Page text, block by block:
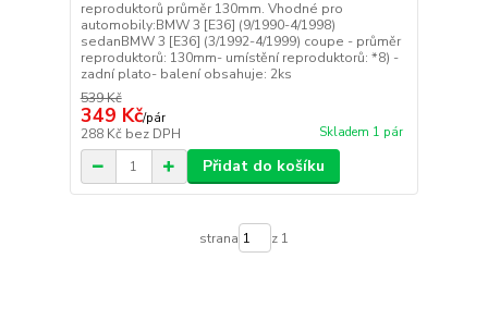
reproduktorů průměr 130mm. Vhodné pro
automobily:BMW 3 [E36] (9/1990-4/1998)
sedanBMW 3 [E36] (3/1992-4/1999) coupe - průměr
reproduktorů: 130mm- umístění reproduktorů: *8) -
zadní plato- balení obsahuje: 2ks
539 Kč
349 Kč/pár
288 Kč bez DPH Skladem 1 pár
Přidat do košíku
strana z 1